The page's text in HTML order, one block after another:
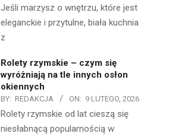
Jeśli marzysz o wnętrzu, które jest
eleganckie i przytulne, biała kuchnia
z
Rolety rzymskie – czym się
wyróżniają na tle innych osłon
okiennych
BY: REDAKCJA ON: 9 LUTEGO, 2026
Rolety rzymskie od lat cieszą się
niesłabnącą popularnością w